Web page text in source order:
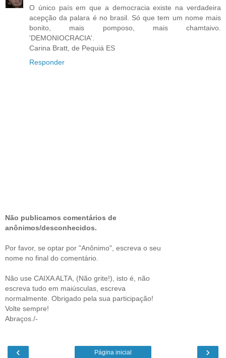
O único país em que a democracia existe na verdadeira
acepção da palara é no brasil. Só que tem um nome mais
bonito, mais pomposo, mais chamtaivo.
'DEMONIOCRACIA'.
Carina Bratt, de Pequiá ES
Responder
Não publicamos comentários de
anônimos/desconhecidos.
Por favor, se optar por "Anônimo", escreva o seu
nome no final do comentário.
Não use CAIXA ALTA, (Não grite!), isto é, não
escreva tudo em maiúsculas, escreva
normalmente. Obrigado pela sua participação!
Volte sempre!
Abraços./-
‹ ›
Página inicial